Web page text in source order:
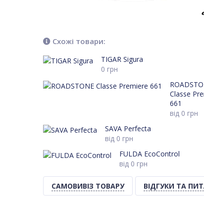
Схожі товари:
TIGAR Sigura
0 грн
Classe
661
від 0 грн
SAVA Perfecta
від 0 грн
FULDA EcoControl
від 0 грн
САМОВИВІЗ ТОВАРУ ВІДГУКИ ТА